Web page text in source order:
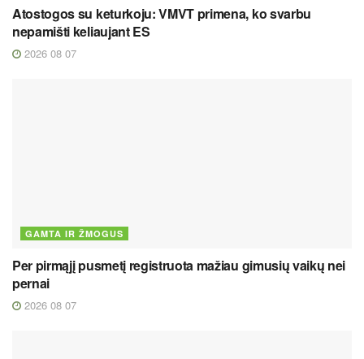
Atostogos su keturkoju: VMVT primena, ko svarbu
nepamišti keliaujant ES
2026 08 07
GAMTA IR ŽMOGUS
Per pirmąjį pusmetį registruota mažiau gimusių vaikų nei
pernai
2026 08 07